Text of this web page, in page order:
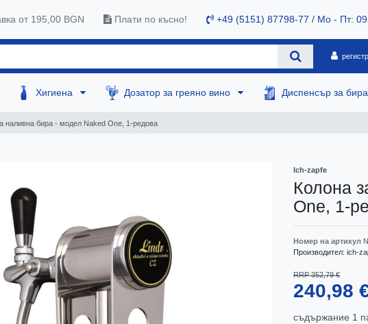
от 195,00 BGN Плати по късно! +49 (5151) 87798-77 / Mo - Пт:
Хигиена Дозатор за греяно вино Диспенсър за бира
наливна бира - модел Naked One, 1-редова
Ich-zapfe
Колона
One, 1-
Номер на артикул
Производител: ich-
RRP 352,79 €
240,98
съдържание 1